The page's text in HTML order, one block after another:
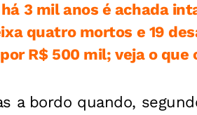
3 mil anos é achada
quatro mortos e 19
R$ 500 mil; veja o que
a bordo quando,